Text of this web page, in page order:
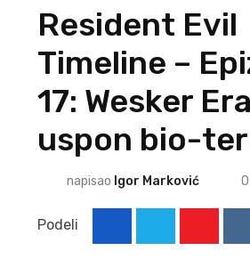
Resident Evil
Timeline –
17: Wesker
uspon bio-
napisao Igor Marković 0
Podeli